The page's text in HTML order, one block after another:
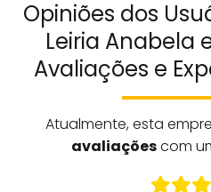
Opiniões dos
Leiria Anabela
Avaliações e
Atualmente, esta
avaliaçõescom